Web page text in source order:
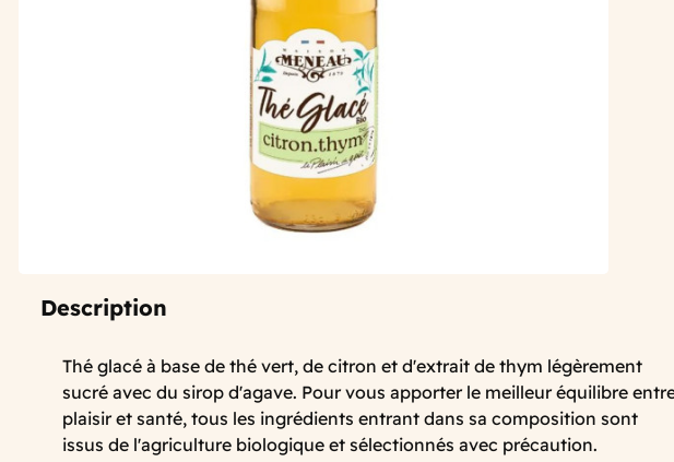
Description
Thé glacé à base de thé vert, de citron et d'extrait de thym légèrement
sucré avec du sirop d'agave. Pour vous apporter le meilleur équilibre
plaisir et santé, tous les ingrédients entrant dans sa composition sont
issus de l'agriculture biologique et sélectionnés avec précaution.